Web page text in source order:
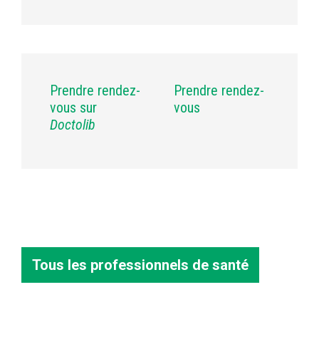
Prendre rendez-
vous sur
Doctolib
Prendre rendez-
vous
Tous les professionnels de santé